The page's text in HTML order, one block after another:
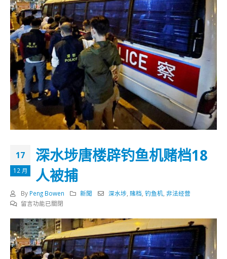
17
12 月
深水埗唐楼辟钓鱼机赌档18
人被捕
By Peng Bowen 新聞 深水埗 ,赌档 ,钓鱼机 ,非法经营
在
水
埗
唐
楼
留言功能已關閉